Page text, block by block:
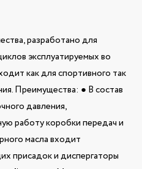
разработано для
эксплуатируемых во
как для спортивного так
Преимущества: ● В состав
давления,
работу коробки передач и
масла входит
присадок и диспергаторы